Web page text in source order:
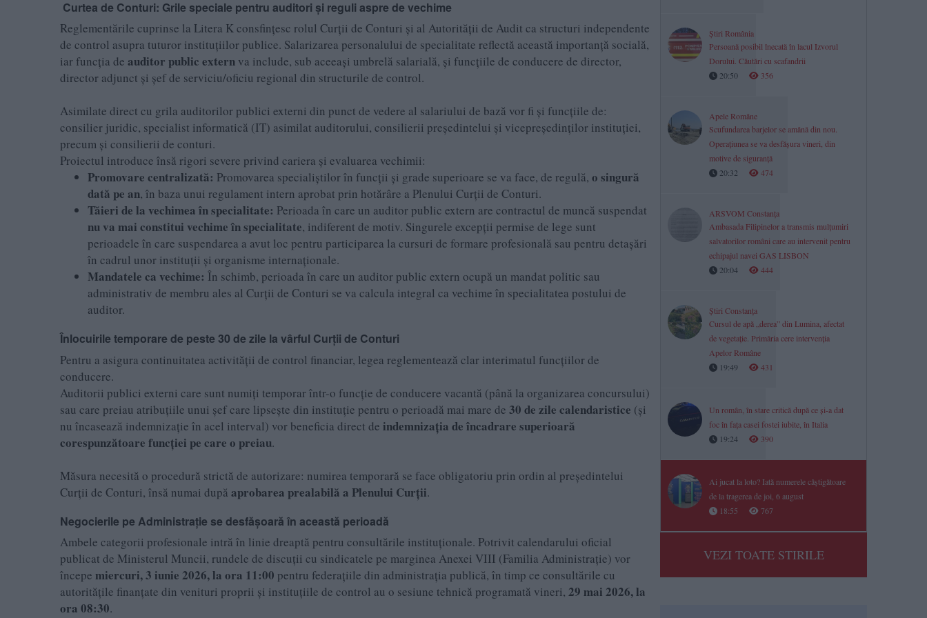
Curtea de Conturi: Grile speciale pentru auditori și reguli aspre de vechime
Reglementările cuprinse la Litera K consfințesc rolul Curții de Conturi și al Autorității de Audit ca structuri independente
de control asupra tuturor instituțiilor publice. Salarizarea personalului de specialitate reflectă această importanță socială,
iar funcția de auditor public extern va include, sub aceeași umbrelă salarială, și funcțiile de conducere de director,
director adjunct și șef de serviciu/oficiu regional din structurile de control.
Asimilate direct cu grila auditorilor publici externi din punct de vedere al salariului de bază vor fi și funcțiile de:
consilier juridic, specialist informatică (IT) asimilat auditorului, consilierii președintelui și vicepreședinților instituției,
precum și consilierii de conturi.
Proiectul introduce însă rigori severe privind cariera și evaluarea vechimii:
Promovare centralizată: Promovarea specialiștilor în funcții și grade superioare se va face, de regulă, o singură
dată pe an, în baza unui regulament intern aprobat prin hotărâre a Plenului Curții de Conturi.
Tăieri de la vechimea în specialitate: Perioada în care un auditor public extern are contractul de muncă suspendat
nu va mai constitui vechime în specialitate, indiferent de motiv. Singurele excepții permise de lege sunt
perioadele în care suspendarea a avut loc pentru participarea la cursuri de formare profesională sau pentru detașări
în cadrul unor instituții și organisme internaționale.
Mandatele ca vechime: În schimb, perioada în care un auditor public extern ocupă un mandat politic sau
administrativ de membru ales al Curții de Conturi se va calcula integral ca vechime în specialitatea postului de
auditor.
Înlocuirile temporare de peste 30 de zile la vârful Curții de Conturi
Pentru a asigura continuitatea activității de control financiar, legea reglementează clar interimatul funcțiilor de
conducere.
Auditorii publici externi care sunt numiți temporar într-o funcție de conducere vacantă (până la organizarea concursului)
sau care preiau atribuțiile unui șef care lipsește din instituție pentru o perioadă mai mare de 30 de zile calendaristice (și
nu încasează indemnizație în acel interval) vor beneficia direct de indemnizația de încadrare superioară
corespunzătoare funcției pe care o preiau.
Măsura necesită o procedură strictă de autorizare: numirea temporară se face obligatoriu prin ordin al președintelui
Curții de Conturi, însă numai după aprobarea prealabilă a Plenului Curții.
Negocierile pe Administrație se desfășoară în această perioadă
Ambele categorii profesionale intră în linie dreaptă pentru consultările instituționale. Potrivit calendarului oficial
publicat de Ministerul Muncii, rundele de discuții cu sindicatele pe marginea Anexei VIII (Familia Administrație) vor
începe miercuri, 3 iunie 2026, la ora 11:00 pentru federațiile din administrația publică, în timp ce consultările cu
autoritățile finanțate din venituri proprii și instituțiile de control au o sesiune tehnică programată vineri, 29 mai 2026, la
ora 08:30.
Știri România
Persoană posibil înecată în lacul Izvorul
Dorului. Căutări cu scafandrii
20:50
356
Apele Române
Scufundarea barjelor se amână din nou.
Operațiunea se va desfășura vineri, din
motive de siguranță
20:32
474
ARSVOM Constanța
Ambasada Filipinelor a transmis mulțumiri
salvatorilor români care au intervenit pentru
echipajul navei GAS LISBON
20:04
444
Știri Constanța
Cursul de apă „derea” din Lumina, afectat
de vegetație. Primăria cere intervenția
Apelor Române
19:49
431
Un român, în stare critică după ce și-a dat
foc în fața casei fostei iubite, în Italia
19:24
390
Ai jucat la loto? Iată numerele câștigătoare
de la tragerea de joi, 6 august
18:55
767
VEZI TOATE STIRILE